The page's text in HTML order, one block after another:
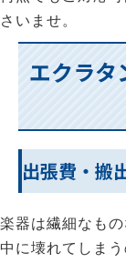
さいませ。
エクラタ
出張費・搬
楽器は繊細なも
中に壊れてしま